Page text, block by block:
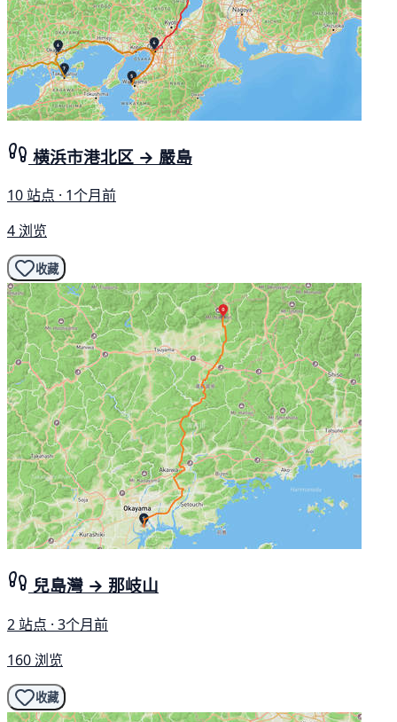
横浜市港北区 → 嚴島
10 站点 · 1个月前
4 浏览
收藏
兒島灣 → 那岐山
2 站点 · 3个月前
160 浏览
收藏